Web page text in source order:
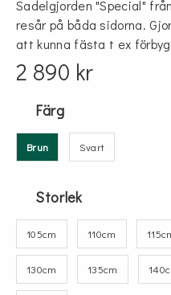
Sadelgjorden "Special"
resår på båda sidorna.
att kunna fästa t ex
2 890 kr
Färg
Brun Svart
Storlek
105cm 110cm
130cm 135cm